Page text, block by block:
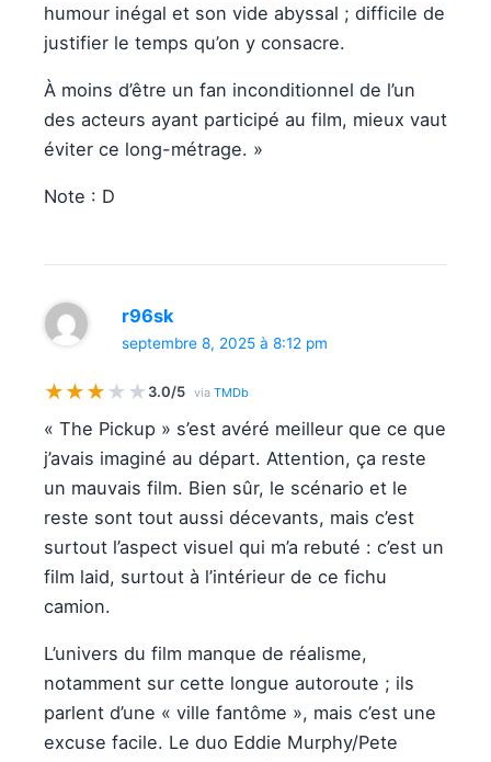
humour inégal et son vide abyssal ; difficile de
justifier le temps qu’on y consacre.
À moins d’être un fan inconditionnel de l’un
des acteurs ayant participé au film, mieux vaut
éviter ce long-métrage. »
Note : D
r96sk
septembre 8, 2025 à 8:12 pm
★★★★ ★ 3.0/5 via TMDb
« The Pickup » s’est avéré meilleur que ce que
j’avais imaginé au départ. Attention, ça reste
un mauvais film. Bien sûr, le scénario et le
reste sont tout aussi décevants, mais c’est
surtout l’aspect visuel qui m’a rebuté : c’est un
film laid, surtout à l’intérieur de ce fichu
camion.
L’univers du film manque de réalisme,
notamment sur cette longue autoroute ; ils
parlent d’une « ville fantôme », mais c’est une
excuse facile. Le duo Eddie Murphy/Pete